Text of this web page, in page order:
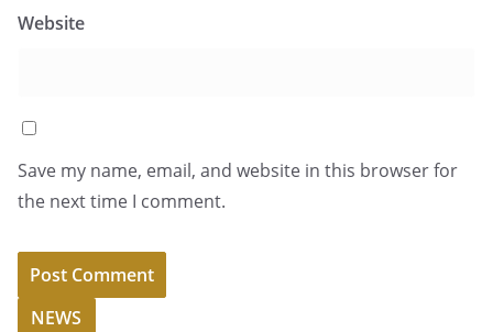
Website
Save my name, email, and website in this browser for
the next time I comment.
NEWS